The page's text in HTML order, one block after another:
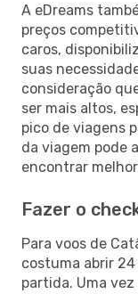
A eDreams
preços
caros,
suas
consideração
ser mais altos,
pico de viagens
da viagem pode
encontrar
Fazer o
Para voos de
costuma abrir
partida. Uma